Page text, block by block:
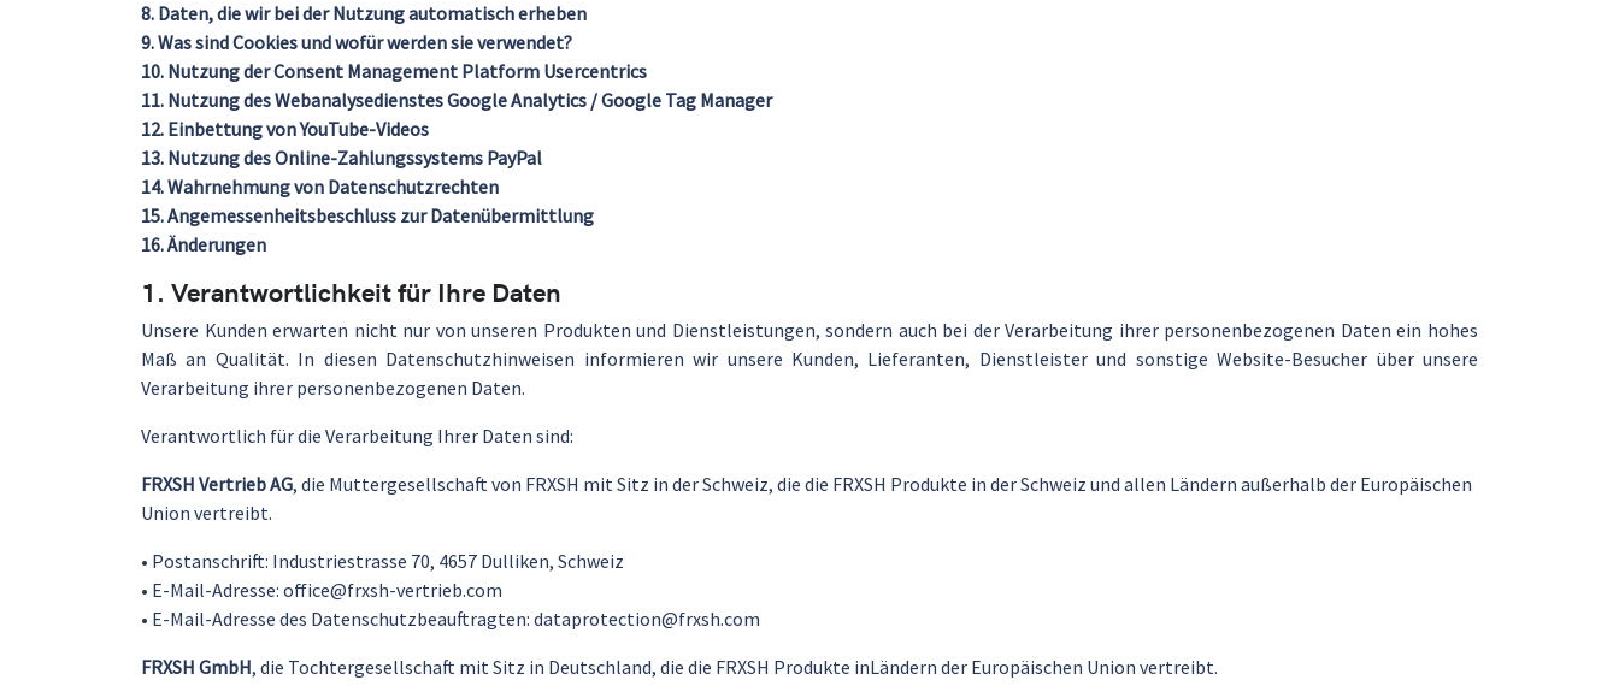
8. Daten, die wir bei der Nutzung automatisch erheben
9. Was sind Cookies und wofür werden sie verwendet?
10. Nutzung der Consent Management Platform Usercentrics
11. Nutzung des Webanalysedienstes Google Analytics / Google Tag Manager
12. Einbettung von YouTube-Videos
13. Nutzung des Online-Zahlungssystems PayPal
14. Wahrnehmung von Datenschutzrechten
15. Angemessenheitsbeschluss zur Datenübermittlung
16. Änderungen
1. Verantwortlichkeit für Ihre Daten
Unsere Kunden erwarten nicht nur von unseren Produkten und Dienstleistungen, sondern auch bei der Verarbeitung ihrer personenbezogenen Daten ein hohes
Maß an Qualität. In diesen Datenschutzhinweisen informieren wir unsere Kunden, Lieferanten, Dienstleister und sonstige Website-Besucher über unsere
Verarbeitung ihrer personenbezogenen Daten.
Verantwortlich für die Verarbeitung Ihrer Daten sind:
FRXSH Vertrieb AG, die Muttergesellschaft von FRXSH mit Sitz in der Schweiz, die die FRXSH Produkte in der Schweiz und allen Ländern außerhalb der Europäischen
Union vertreibt.
• Postanschrift: Industriestrasse 70, 4657 Dulliken, Schweiz
• E-Mail-Adresse: office@frxsh-vertrieb.com
• E-Mail-Adresse des Datenschutzbeauftragten: dataprotection@frxsh.com
FRXSH GmbH, die Tochtergesellschaft mit Sitz in Deutschland, die die FRXSH Produkte inLändern der Europäischen Union vertreibt.